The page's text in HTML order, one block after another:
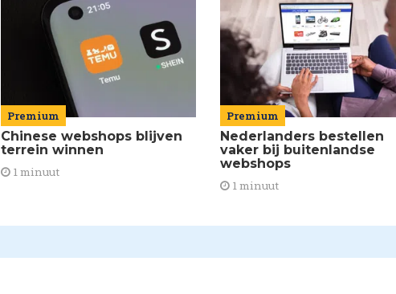
Premium
Chinese webshops blijven
terrein winnen
1 minuut
Premium
Nederlanders bestellen
vaker bij buitenlandse
webshops
1 minuut